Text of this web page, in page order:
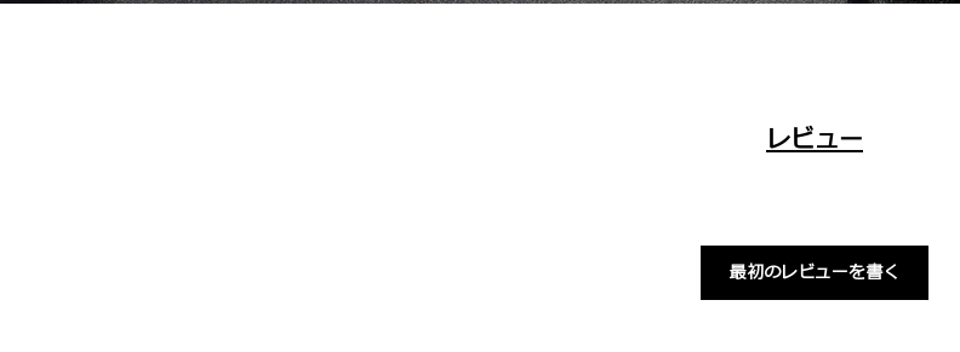
レビュー
最初のレビューを書く